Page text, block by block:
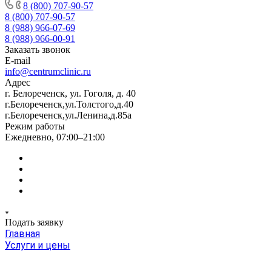
8 (800) 707-90-57
8 (800) 707-90-57
8 (988) 966-07-69
8 (988) 966-00-91
Заказать звонок
E-mail
info@centrumclinic.ru
Адрес
г. Белореченск, ул. Гоголя, д. 40
г.Белореченск,ул.Толстого,д.40
г.Белореченск,ул.Ленина,д.85а
Режим работы
Ежедневно, 07:00–21:00
Подать заявку
Главная
Услуги и цены